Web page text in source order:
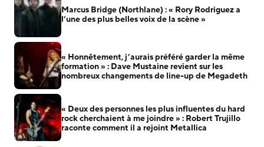
Marcus Bridge (Northlane) : « Rory Rodriguez a
l’une des plus belles voix de la scène »
« Honnêtement, j’aurais préféré garder la même
formation » : Dave Mustaine revient sur les
nombreux changements de line-up de Megadeth
« Deux des personnes les plus influentes du hard
rock cherchaient à me joindre » : Robert Trujillo
raconte comment il a rejoint Metallica